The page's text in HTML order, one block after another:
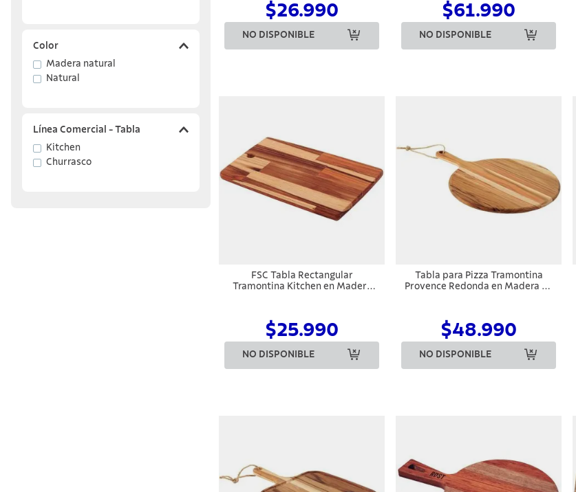
Color
Madera natural
Natural
Línea Comercial - Tabla
Kitchen
Churrasco
$26.990
NO DISPONIBLE
$61.990
NO DISPONIBLE
FSC Tabla Rectangular
Tramontina Kitchen en Madera
$25.990
NO DISPONIBLE
Tabla para Pizza Tramontina
Provence Redonda en Madera de
$48.990
NO DISPONIBLE